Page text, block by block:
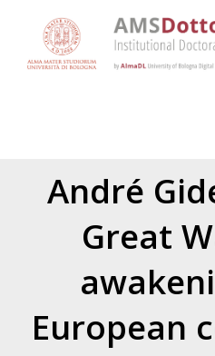
André
Great
European